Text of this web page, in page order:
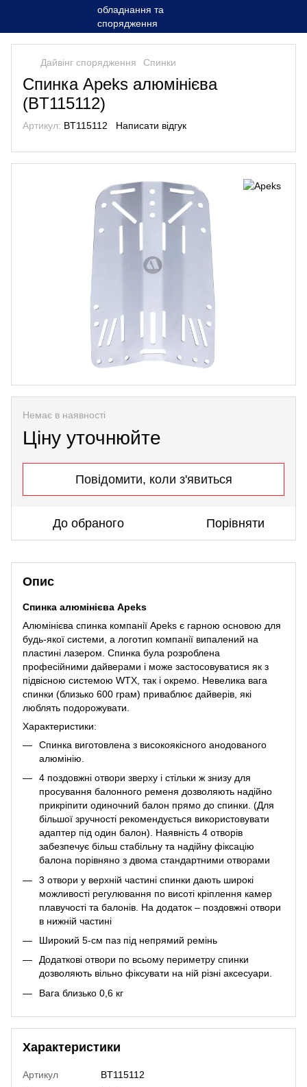
Дайвінг спорядження Спинки
Спинка Apeks алюмінієва
(BT115112)
Артикул: BT115112 Написати відгук
Немає в наявності
Ціну уточнюйте
Повідомити, коли з'явиться
До обраного Порівняти
Опис
Спинка алюмінієва Apeks
Алюмінієва спинка компанії Apeks є гарною основою для
будь-якої системи, а логотип компанії випалений на
пластині лазером. Спинка була розроблена
професійними дайверами і може застосовуватися як з
підвісною системою WTX, так і окремо. Невелика вага
спинки (близько 600 грам) приваблює дайверів, які
люблять подорожувати.
Характеристики:
Спинка виготовлена з високоякісного анодованого
алюмінію.
4 поздовжні отвори зверху і стільки ж знизу для
просування балонного ременя дозволяють надійно
прикріпити одиночний балон прямо до спинки. (Для
більшої зручності рекомендується використовувати
адаптер під один балон). Наявність 4 отворів
забезпечує більш стабільну та надійну фіксацію
балона порівняно з двома стандартними отворами
3 отвори у верхній частині спинки дають широкі
можливості регулювання по висоті кріплення камер
плавучості та балонів. На додаток – поздовжні отвори
в нижній частині
Широкий 5-см паз під непрямий ремінь
Додаткові отвори по всьому периметру спинки
дозволяють вільно фіксувати на ній різні аксесуари.
Вага близько 0,6 кг
Характеристики
Артикул
BT115112